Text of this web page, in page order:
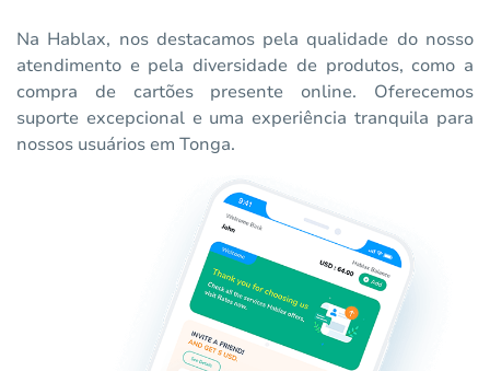
Na Hablax, nos destacamos pela qualidade do nosso
atendimento e pela diversidade de produtos, como a
compra de cartões presente online. Oferecemos
suporte excepcional e uma experiência tranquila para
nossos usuários em Tonga.